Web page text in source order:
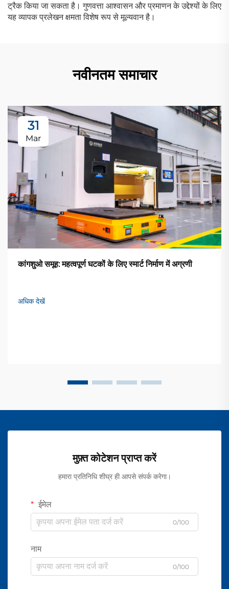
ट्रैक किया जा सकता है। गुणवत्ता आश्वासन और प्रमाणन के उद्देश्यों के लिए
यह व्यापक प्रलेखन क्षमता विशेष रूप से मूल्यवान है।
नवीनतम समाचार
31
Mar
कांगशुओ समूह: महत्वपूर्ण घटकों के लिए स्मार्ट निर्माण में अग्रणी
अधिक देखें
मुफ़्त कोटेशन प्राप्त करें
हमारा प्रतिनिधि शीघ्र ही आपसे संपर्क करेगा।
ईमेल
0/100
नाम
0/100